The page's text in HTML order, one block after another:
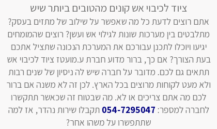
ציוד לכיבוי אש קונים מהטובים ביותר שיש
אתם רוצים לדעת כל מה שאפשר על שילוב של מתזים בעסק?
מתלבטים בין מערכות שונות לגילוי אש ועשן? רוצים שהמומחים
יגיעו ויוכלו לתכנן עבורכם את המערכת הנכונה שתציל אתכם
בעת הצורך? אם כך, ברור מדוע חברת ע.מועטז ציוד לכיבוי אש
תתאים גם לכם. מדובר על חברה שיש לה ניסיון של שנים רבות
ולא מעט לקוחות מרוצים בכל הארץ. לכן זה לא משנה אם ברור
לכם מה אתם צריכים או לא. מה שבטוח זה שכאשר תתקשרו
לחברה למספר: 054-7295047 תקבלו שירות נהדר, אז למה
שתתפשרו על משהו אחר?